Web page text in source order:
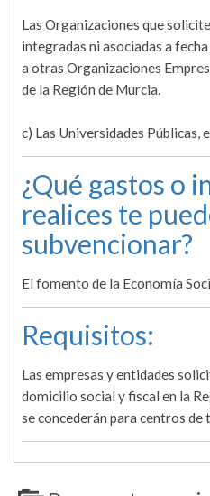
Las Organizaciones que
integradas ni asociadas a
a otras Organizaciones
de la Región de Murcia.
c) Las Universidades Públicas,
¿Qué gastos o
realices te
subvencionar?
El fomento de la Economía
Requisitos:
Las empresas y entidades
domicilio social y fiscal en la
se concederán para centros